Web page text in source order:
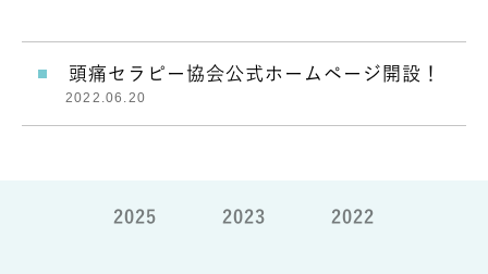
頭痛セラピー協会公式ホームページ開設！
2022.06.20
2025 2023 2022